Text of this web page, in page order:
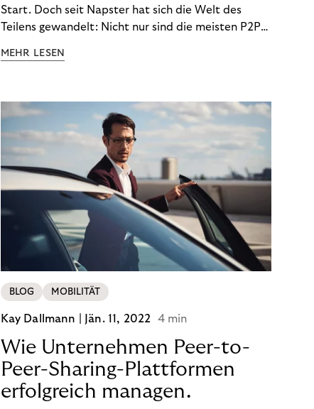
Start. Doch seit Napster hat sich die Welt des
Teilens gewandelt: Nicht nur sind die meisten P2P-
wird, hat sich geändert. Das bietet Unternehmen
MEHR LESEN
BLOG MOBILITÄT
Kay Dallmann | Jän. 11, 2022 4 min
Wie Unternehmen Peer-to-
Peer-Sharing-Plattformen
erfolgreich managen.